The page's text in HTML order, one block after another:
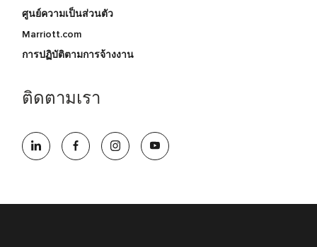
ศูนย์ความเป็นส่วนตัว
Marriott.com
การปฏิบัติตามการจ้างงาน
ติดตามเรา